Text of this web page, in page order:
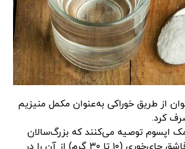
از طریق خوراکی به‌عنوان مکمل منیزیم
کرد.
اپسوم توصیه می‌کنند که بزرگ‌سالان